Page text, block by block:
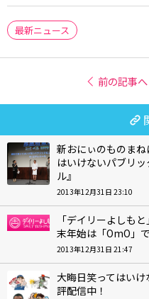
最新ニュース
前の記事へ
新おにぃのものま
はいけないパブリ
ル』
2013年12月31日 23:10
「デイリーよしも
末年始は「OmO」
2013年12月31日 21:47
大晦日笑ってはい
評配信中！